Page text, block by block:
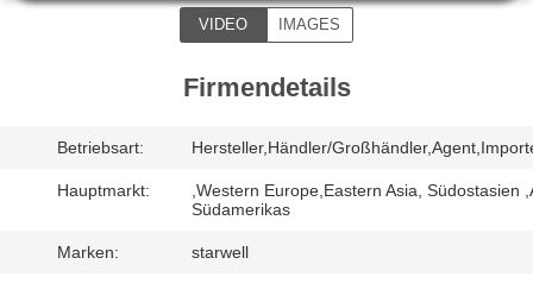
UNS
VERBINDUNG
VIDEO IMAGES
Firmendetails
Betriebsart: Hersteller,Händler/
Hauptmarkt:
,Western Europe,Eastern Asia,
Südamerikas
Marken: starwell